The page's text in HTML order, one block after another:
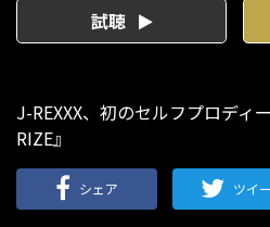
試聴
J-REXXX、初のセルフプロディ
RIZE』
シェア ツイ